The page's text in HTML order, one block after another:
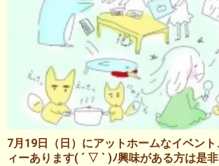
7月19日（日）にアットホームなイベン
ィーあります( ´ ▽ ` )ﾉ興味がある方は是非